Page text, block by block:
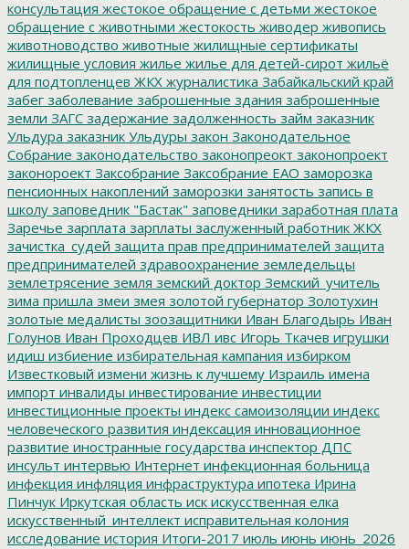
консультация жестокое обращение с детьми жестокое
обращение с животными жестокость живодер живопись
животноводство животные жилищные сертификаты
жилищные условия жилье жилье для детей-сирот жильё
для подтопленцев ЖКХ журналистика Забайкальский край
забег заболевание заброшенные здания заброшенные
земли ЗАГС задержание задолженность займ заказник
Ульдура заказник Ульдуры закон Законодательное
Собрание законодательство законопреокт законопроект
законороект Заксобрание Заксобрание ЕАО заморозка
пенсионных накоплений заморозки занятость запись в
школу заповедник "Бастак" заповедники заработная плата
Заречье зарплата зарплаты заслуженный работник ЖКХ
зачистка_судей защита прав предпринимателей защита
предпринимателей здравоохранение земледельцы
землетрясение земля земский доктор Земский_учитель
зима пришла змеи змея золотой губернатор Золотухин
золотые медалисты зоозащитники Иван Благодырь Иван
Голунов Иван Проходцев ИВЛ ивс Игорь Ткачев игрушки
идиш избиение избирательная кампания избирком
Известковый измени жизнь к лучшему Израиль имена
импорт инвалиды инвестирование инвестиции
инвестиционные проекты индекс самоизоляции индекс
человеческого развития индексация инновационное
развитие иностранные государства инспектор ДПС
инсульт интервью Интернет инфекционная больница
инфекция инфляция инфраструктура ипотека Ирина
Пинчук Иркутская область иск искусственная елка
искусственный_интеллект исправительная колония
исследование история Итоги-2017 июль июнь июнь_2026